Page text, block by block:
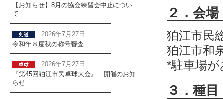
２．会場
狛江市民
狛江市和
*駐車場
３．種目
【お知らせ】8月の協会練習会中止につい
て
2026年7月27日
令和年８度秋の称号審査
2026年7月27日
『第45回狛江市民卓球大会』 開催のお知
らせ